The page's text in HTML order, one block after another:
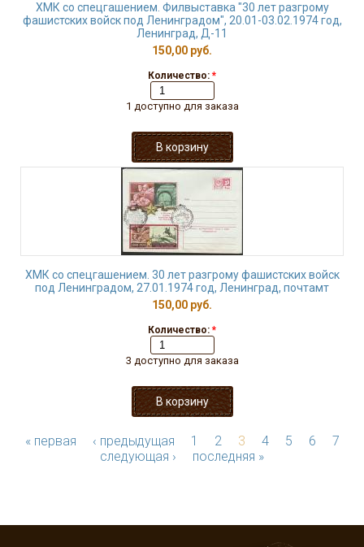
ХМК со спецгашением. Филвыставка "30 лет разгрому
фашистских войск под Ленинградом", 20.01-03.02.1974 год,
Ленинград, Д-11
150,00 руб.
Количество: *
1 доступно для заказа
ХМК со спецгашением. 30 лет разгрому фашистских войск
под Ленинградом, 27.01.1974 год, Ленинград, почтамт
150,00 руб.
Количество: *
3 доступно для заказа
« первая ‹ предыдущая 1 2 3 4 5 6
7
следующая ›
последняя »